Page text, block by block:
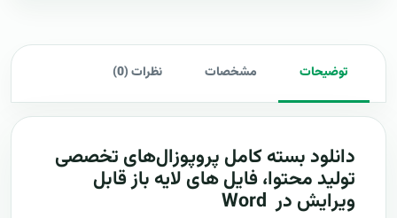
توضیحات مشخصات نظرات (0)
دانلود بسته کامل پروپوزال‌های تخصصی
تولید محتوا،فایل های لایه باز قابل
ویرایش در Word